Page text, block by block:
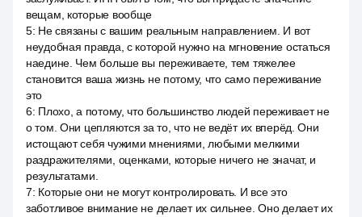
вещам, которые вообще
5: Не связаны с вашим реальным направлением. И вот
неудобная правда, с которой нужно на мгновение остаться
наедине. Чем больше вы переживаете, тем тяжелее
становится ваша жизнь не потому, что само переживание
это
6: Плохо, а потому, что большинство людей переживает не
о том. Они цепляются за то, что не ведёт их вперёд. Они
истощают себя чужими мнениями, любыми мелкими
раздражителями, оценками, которые ничего не значат, и
результатами.
7: Которые они не могут контролировать. И все это
заботливое внимание не делает их сильнее. Оно делает их